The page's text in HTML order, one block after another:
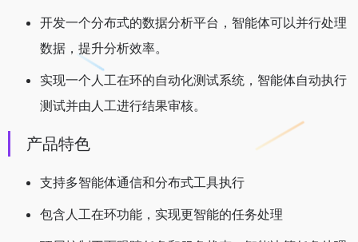
开发一个分布式的数据分析平台，智能体可以并行处理
数据，提升分析效率。
实现一个人工在环的自动化测试系统，智能体自动执行
测试并由人工进行结果审核。
产品特色
支持多智能体通信和分布式工具执行
包含人工在环功能，实现更智能的任务处理